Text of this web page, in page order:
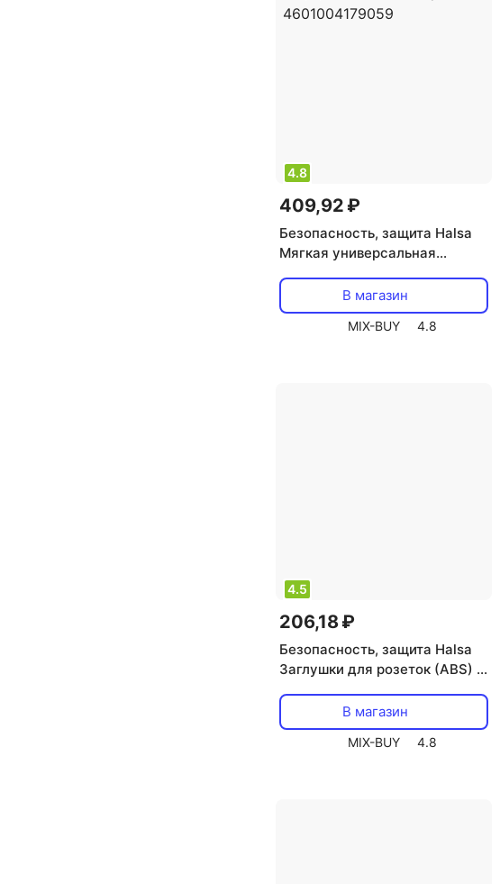
4.8
409,92 ₽
Безопасность, защита Halsa
Мягкая универсальная
крепления на острые края 1
шт., цена за 1 блистер
4601004179059
В магазин
MIX-BUY 4.8
4.5
206,18 ₽
Безопасность, защита Halsa
Заглушки для розеток (ABS) 6
В магазин
MIX-BUY 4.8